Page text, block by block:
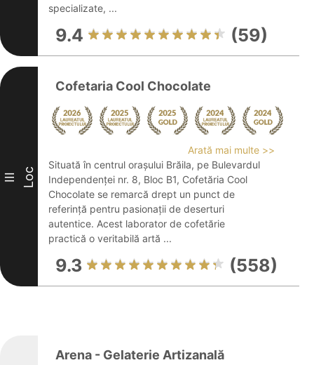
specializate, ...
9.4 (59)
III Loc
Cofetaria Cool Chocolate
Arată mai multe >>
Situată în centrul orașului Brăila, pe Bulevardul
Independenței nr. 8, Bloc B1, Cofetăria Cool
Chocolate se remarcă drept un punct de
referință pentru pasionații de deserturi
autentice. Acest laborator de cofetărie
practică o veritabilă artă ...
9.3 (558)
Arena - Gelaterie Artizanală